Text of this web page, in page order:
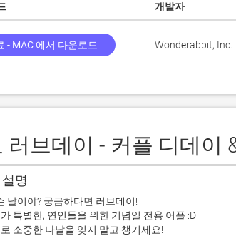
개발자
- MAC 에서 다운로드 Wonderabbit, Inc.
러브데이 - 커플 디데이
명
날이야? 궁금하다면 러브데이!
특별한, 연인들을 위한 기념일 전용 어플 :D
소중한 나날을 잊지 말고 챙기세요!